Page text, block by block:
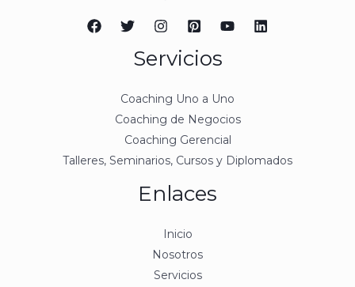
Servicios
Coaching Uno a Uno
Coaching de Negocios
Coaching Gerencial
Talleres, Seminarios, Cursos y Diplomados
Enlaces
Inicio
Nosotros
Servicios